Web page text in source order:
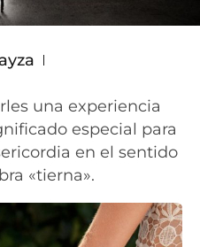
una experiencia
especial para
en el sentido
«tierna».